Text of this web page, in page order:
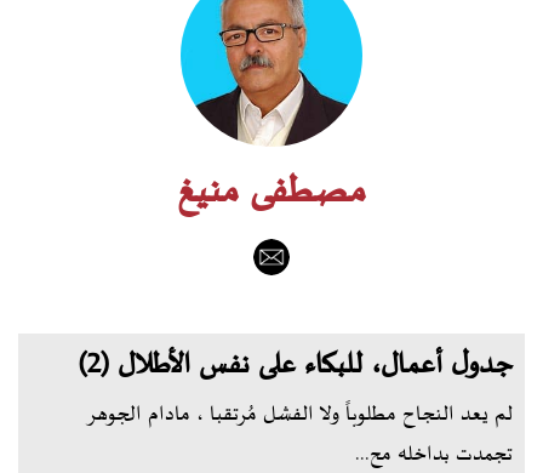
مصطفى منيغ
جدول أعمال، للبكاء على نفس الأطلال (2)
لم يعد النجاح مطلوباً ولا الفشل مُرتقبا ، مادام الجوهر
تجمدت بداخله مح...